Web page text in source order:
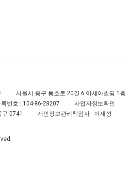
서울시 중구 동호로 20길 6 아세아빌딩 1층
번호 : 104-86-28207
사업자정보확인
-0741
개인정보관리책임자 : 이재성